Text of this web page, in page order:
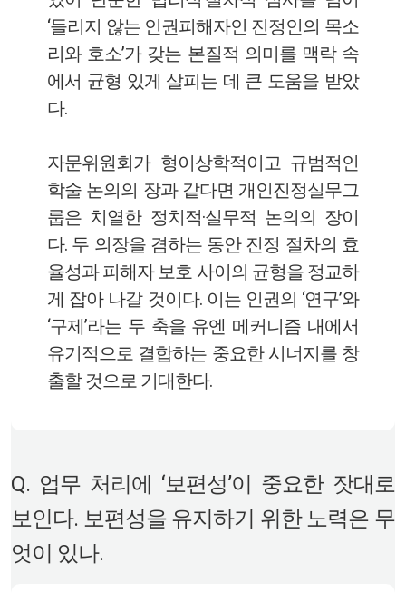
‘들리지 않는 인권피해자인 진정인의 목소
리와 호소’가 갖는 본질적 의미를 맥락 속
에서 균형 있게 살피는 데 큰 도움을 받았
다.
자문위원회가 형이상학적이고 규범적인
학술 논의의 장과 같다면 개인진정실무그
룹은 치열한 정치적·실무적 논의의 장이
다. 두 의장을 겸하는 동안 진정 절차의 효
율성과 피해자 보호 사이의 균형을 정교하
게 잡아 나갈 것이다. 이는 인권의 ‘연구’와
‘구제’라는 두 축을 유엔 메커니즘 내에서
유기적으로 결합하는 중요한 시너지를 창
출할 것으로 기대한다.
Q. 업무 처리에 ‘보편성’이 중요한 잣대로
보인다. 보편성을 유지하기 위한 노력은 무
엇이 있나.